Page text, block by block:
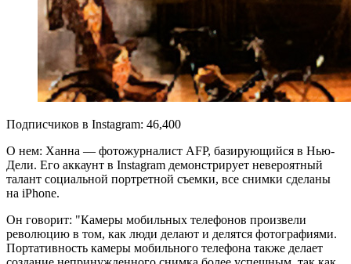
Подписчиков в Instagram: 46,400
О нем: Ханна — фотожурналист AFP, базирующийся в Нью-
Дели. Его аккаунт в Instagram демонстрирует невероятный
талант социальной портретной съемки, все снимки сделаны
на iPhone.
Он говорит: "Камеры мобильных телефонов произвели
революцию в том, как люди делают и делятся фотографиями.
Портативность камеры мобильного телефона также делает